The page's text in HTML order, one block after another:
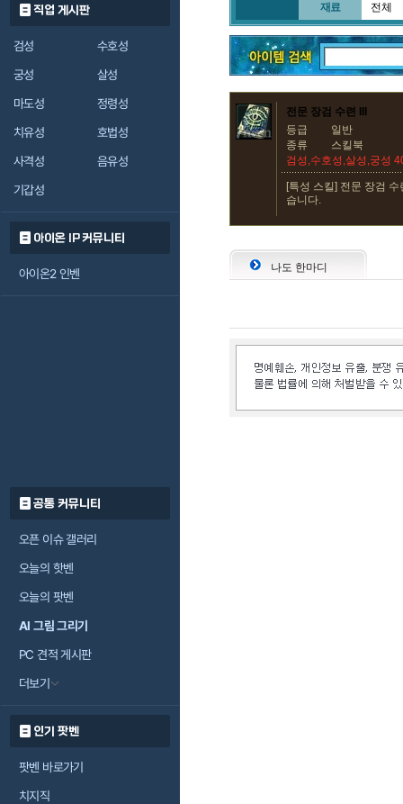
직업 게시판
검성
수호성
궁성
살성
마도성
정령성
치유성
호법성
사격성
음유성
기갑성
아이온 IP 커뮤니티
아이온2 인벤
공통 커뮤니티
오픈 이슈 갤러리
오늘의 핫벤
오늘의 팟벤
AI 그림 그리기
PC 견적 게시판
더보기
인기 팟벤
팟벤 바로가기
치지직
재료 전체
전문 장검 수련 III
등급
일반
종류
스킬북
검성,수호성,살성,궁성
[특성 스킬] 전문 장검
습니다.
나도 한마디